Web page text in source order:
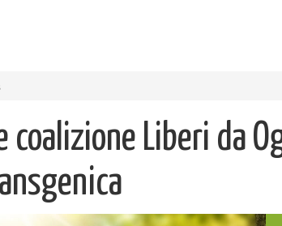
coalizione Liberi da